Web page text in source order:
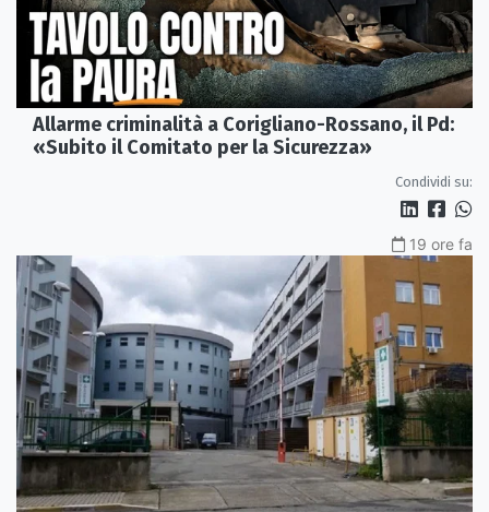
Allarme criminalità a Corigliano-Rossano, il Pd:
«Subito il Comitato per la Sicurezza»
Condividi su:
19 ore fa